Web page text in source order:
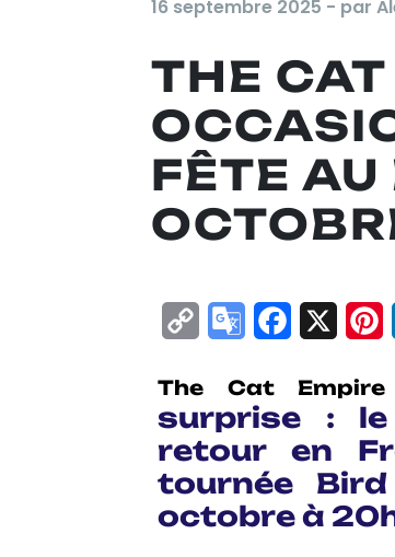
16 septembre 2025 - par
THE
FÊTE
Copy Google
X
The Cat Empire
surprise :
retour en
tournée
octobre à